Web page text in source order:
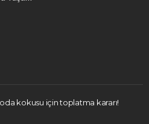
kokusu için toplatma kararı!